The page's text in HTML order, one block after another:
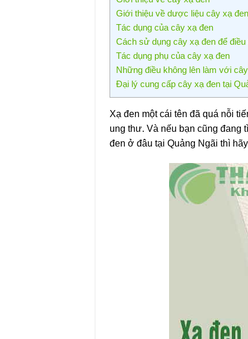
Giới thiệu về dược liệu cây xạ đen
Tác dụng của cây xạ đen
Cách sử dụng cây xạ đen để điều
Tác dụng phụ của cây xạ đen
Những điều không lên làm với
Đại lý cung cấp cây xạ đen tại
Xạ đen một cái tên đã quá nỗi
ung thư. Và nếu bạn cũng đang
đen ở đâu tại Quảng Ngãi thì